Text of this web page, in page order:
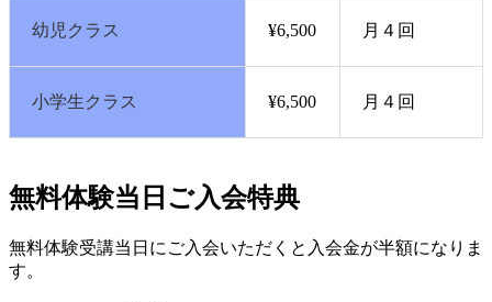
幼児クラス ¥6,500 月４回
小学生クラス ¥6,500 月４回
無料体験当日ご入会特典
無料体験受講当日にご入会いただくと入会金が半額になりま
す。